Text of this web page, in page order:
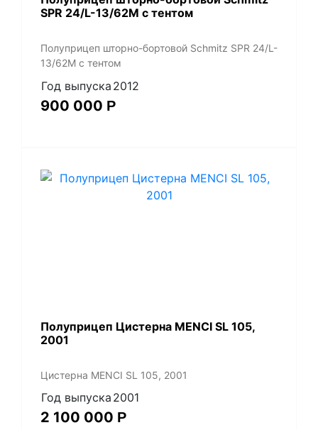
SPR 24/L-13/62M с тентом
Полуприцеп шторно-бортовой Schmitz SPR 24/L-
13/62M с тентом
Год выпуска 2012
900 000 Р
Полуприцеп Цистерна MENCI SL 105,
2001
Цистерна MENCI SL 105, 2001
Год выпуска 2001
2 100 000 Р